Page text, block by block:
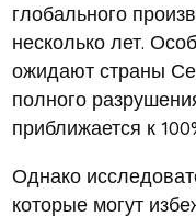
глобального
несколько лет.
ожидают страны
полного
приближается к
Однако
которые могут